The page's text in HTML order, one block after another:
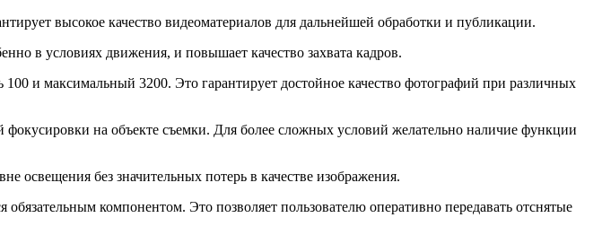
высокое качество видеоматериалов для дальнейшей обработки и публикации.
в условиях движения, и повышает качество захвата кадров.
и максимальный 3200. Это гарантирует достойное качество фотографий при различных
фокусировки на объекте съемки. Для более сложных условий желательно наличие функции
без значительных потерь в качестве изображения.
компонентом. Это позволяет пользователю оперативно передавать отснятые